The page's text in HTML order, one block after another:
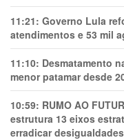
11:21: Governo Lula
atendimentos e 53 mil
11:10: Desmatamento
menor patamar desde
10:59: RUMO AO
estrutura 13 eixos
erradicar